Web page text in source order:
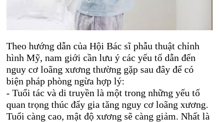
Theo hướng dẫn của Hội Bác sĩ phẫu thuật chỉnh
hình Mỹ, nam giới cần lưu ý các yếu tố dẫn đến
nguy cơ loãng xương thường gặp sau đây để có
biện pháp phòng ngừa hợp lý:
- Tuổi tác và di truyền là một trong những yếu tố
quan trọng thúc đẩy gia tăng nguy cơ loãng xương.
Tuổi càng cao, mật độ xương sẽ càng giảm. Nhất là